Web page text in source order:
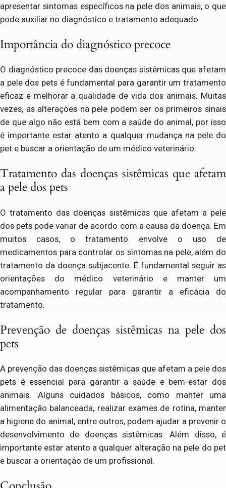
apresentar sintomas específicos na pele dos animais, o que
pode auxiliar no diagnóstico e tratamento adequado.
Importância do diagnóstico precoce
O diagnóstico precoce das doenças sistêmicas que afetam
a pele dos pets é fundamental para garantir um tratamento
eficaz e melhorar a qualidade de vida dos animais. Muitas
vezes, as alterações na pele podem ser os primeiros sinais
de que algo não está bem com a saúde do animal, por isso
é importante estar atento a qualquer mudança na pele do
pet e buscar a orientação de um médico veterinário.
Tratamento das doenças sistêmicas que afetam
a pele dos pets
O tratamento das doenças sistêmicas que afetam a pele
dos pets pode variar de acordo com a causa da doença. Em
muitos casos, o tratamento envolve o uso de
medicamentos para controlar os sintomas na pele, além do
tratamento da doença subjacente. É fundamental seguir as
orientações do médico veterinário e manter um
acompanhamento regular para garantir a eficácia do
tratamento.
Prevenção de doenças sistêmicas na pele dos
pets
A prevenção das doenças sistêmicas que afetam a pele dos
pets é essencial para garantir a saúde e bem-estar dos
animais. Alguns cuidados básicos, como manter uma
alimentação balanceada, realizar exames de rotina, manter
a higiene do animal, entre outros, podem ajudar a prevenir o
desenvolvimento de doenças sistêmicas. Além disso, é
importante estar atento a qualquer alteração na pele do pet
e buscar a orientação de um profissional.